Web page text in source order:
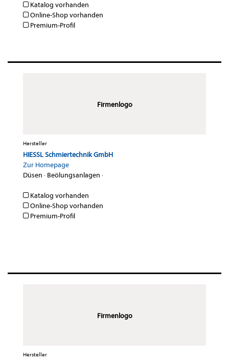
Katalog vorhanden
Online-Shop vorhanden
Premium-Profil
Firmenlogo
Hersteller
HIESSL Schmiertechnik GmbH
Zur Homepage
Düsen · Beölungsanlagen ·
Katalog vorhanden
Online-Shop vorhanden
Premium-Profil
Firmenlogo
Hersteller